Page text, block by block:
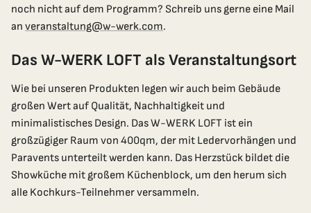
noch nicht auf dem Programm? Schreib uns gerne eine Mail
an veranstaltung@w-werk.com.
Das W-WERK LOFT als Veranstaltungsort
Wie bei unseren Produkten legen wir auch beim Gebäude
großen Wert auf Qualität, Nachhaltigkeit und
minimalistisches Design. Das W-WERK LOFT ist ein
großzügiger Raum von 400qm, der mit Ledervorhängen und
Paravents unterteilt werden kann. Das Herzstück bildet die
Showküche mit großem Küchenblock, um den herum sich
alle Kochkurs-Teilnehmer versammeln.
Jetzt Gratis Versand sichern